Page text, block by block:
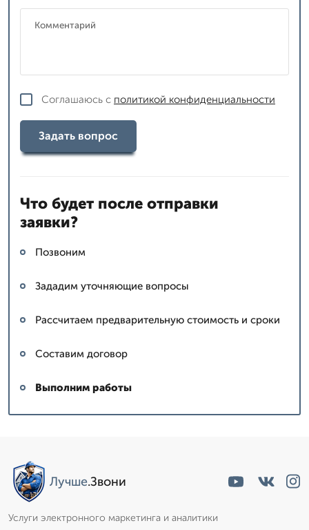
Соглашаюсь с политикой конфиденциальности
Задать вопрос
Что будет после отправки
заявки?
Позвоним
Зададим уточняющие вопросы
Рассчитаем предварительную стоимость и сроки
Составим договор
Выполним работы
Лучше.Звони
Услуги электронного маркетинга и аналитики